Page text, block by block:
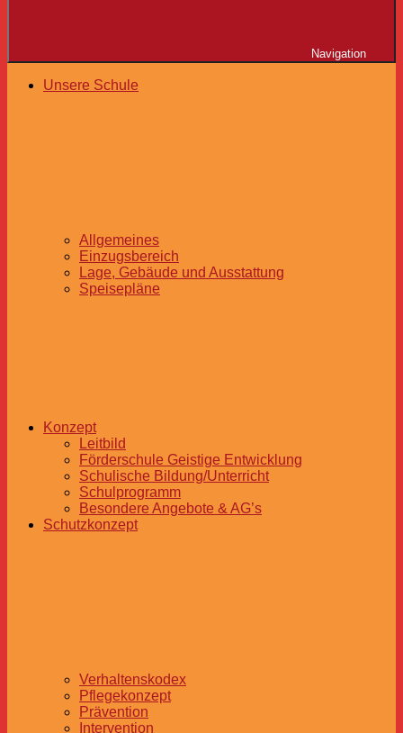
Navigation
Unsere Schule
Allgemeines
Einzugsbereich
Lage, Gebäude und Ausstattung
Speisepläne
Konzept
Leitbild
Förderschule Geistige Entwicklung
Schulische Bildung/Unterricht
Schulprogramm
Besondere Angebote & AG’s
Schutzkonzept
Verhaltenskodex
Pflegekonzept
Prävention
Intervention